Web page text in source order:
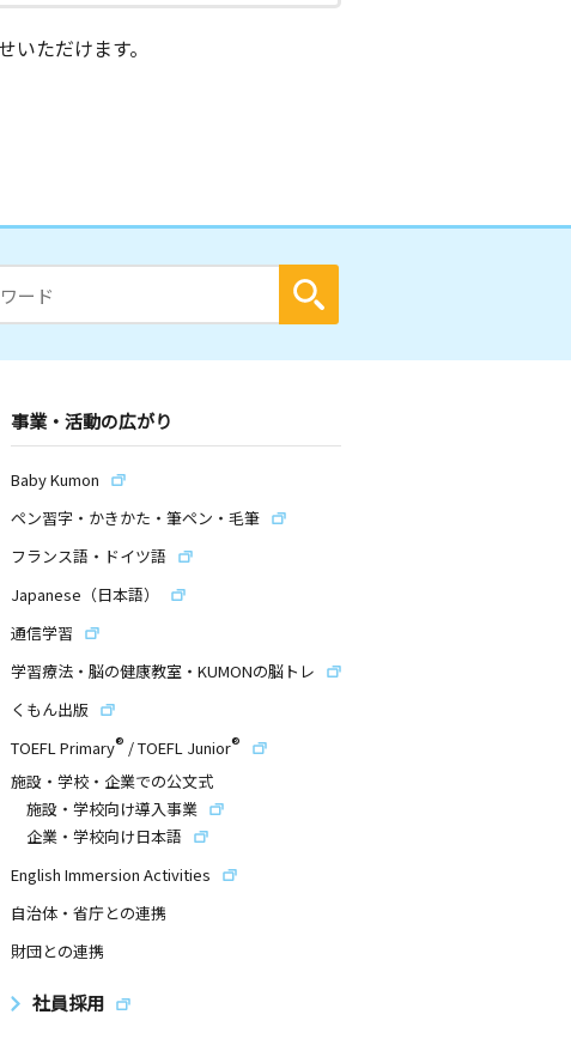
ただけます。
事業・活動の広がり
Baby Kumon
ペン習字・かきかた・筆ペン・毛筆
フランス語・ドイツ語
Japanese（日本語）
通信学習
学習療法・脳の健康教室・KUMONの脳トレ
くもん出版
TOEFL Primary® /TOEFL Junior®
施設・学校・企業での公文式
施設・学校向け導入事業
企業・学校向け日本語
English Immersion Activities
自治体・省庁との連携
財団との連携
社員採用